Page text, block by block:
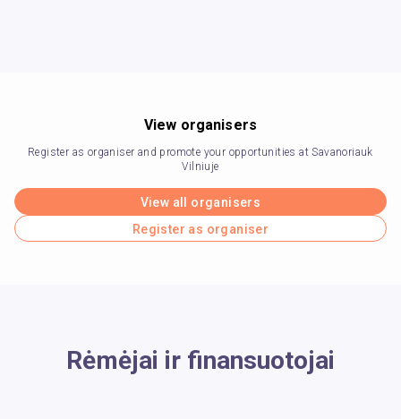
View organisers
Register as organiser and promote your opportunities at Savanoriauk
Vilniuje
View all organisers
Register as organiser
Rėmėjai ir finansuotojai